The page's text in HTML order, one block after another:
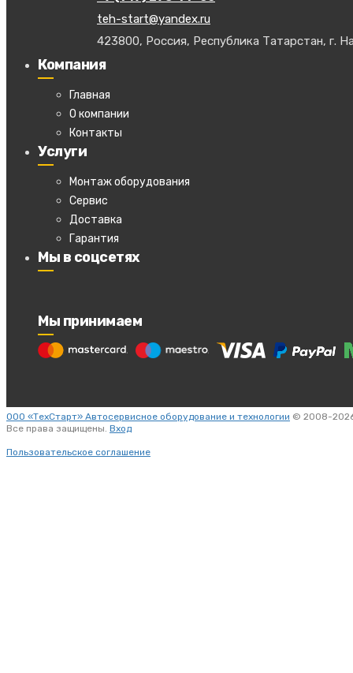
teh-start@yandex.ru
423800, Россия, Республика Татарстан, г.
Компания
Главная
О компании
Контакты
Услуги
Монтаж оборудования
Сервис
Доставка
Гарантия
Мы в соцсетях
Мы принимаем
ООО «ТехСтарт» Автосервисное оборудование и технологии © 2008-
Все права защищены. Вход
Пользовательское соглашение